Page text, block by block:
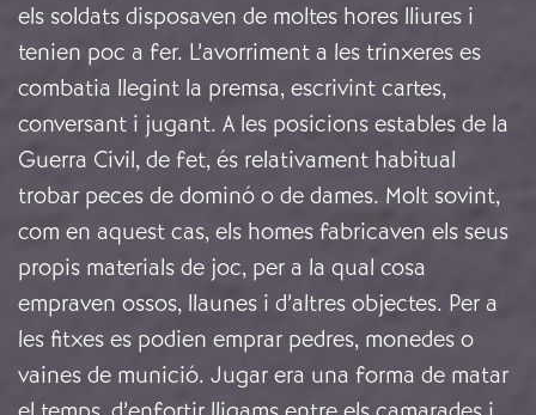
els soldats disposaven de moltes hores lliures i
tenien poc a fer. L’avorriment a les trinxeres es
combatia llegint la premsa, escrivint cartes,
conversant i jugant. A les posicions estables de la
Guerra Civil, de fet, és relativament habitual
trobar peces de dominó o de dames. Molt sovint,
com en aquest cas, els homes fabricaven els seus
propis materials de joc, per a la qual cosa
empraven ossos, llaunes i d’altres objectes. Per a
les fitxes es podien emprar pedres, monedes o
vaines de munició. Jugar era una forma de matar